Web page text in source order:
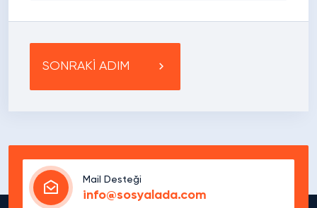
SONRAKİ ADIM
Mail Desteği
info@sosyalada.com